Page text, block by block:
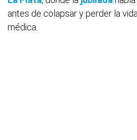
antes de colapsar y perder la
médica.